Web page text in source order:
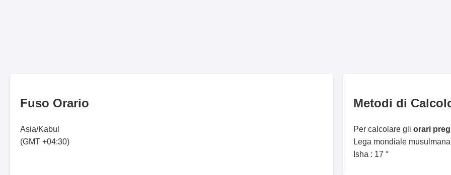
Fuso Orario
Asia/Kabul
(GMT +04:30)
Metodi di
Per calcolare gli orari
Lega mondiale
Isha : 17 °